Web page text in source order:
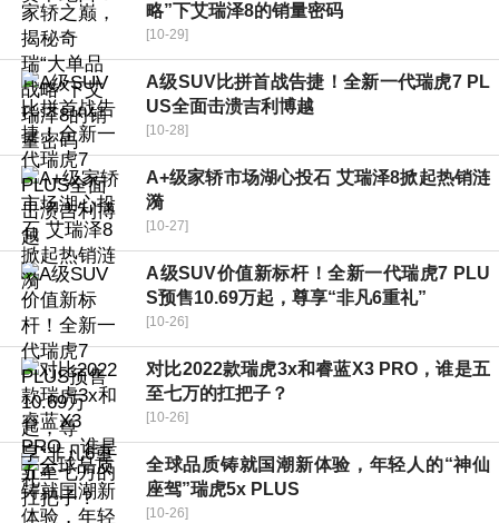
略”下艾瑞泽8的销量密码
[10-29]
A级SUV比拼首战告捷！全新一代瑞虎7 PL
US全面击溃吉利博越
[10-28]
A+级家轿市场湖心投石 艾瑞泽8掀起热销涟
漪
[10-27]
A级SUV价值新标杆！全新一代瑞虎7 PLU
S预售10.69万起，尊享“非凡6重礼”
[10-26]
对比2022款瑞虎3x和睿蓝X3 PRO，谁是五
至七万的扛把子？
[10-26]
全球品质铸就国潮新体验，年轻人的“神仙
座驾”瑞虎5x PLUS
[10-26]